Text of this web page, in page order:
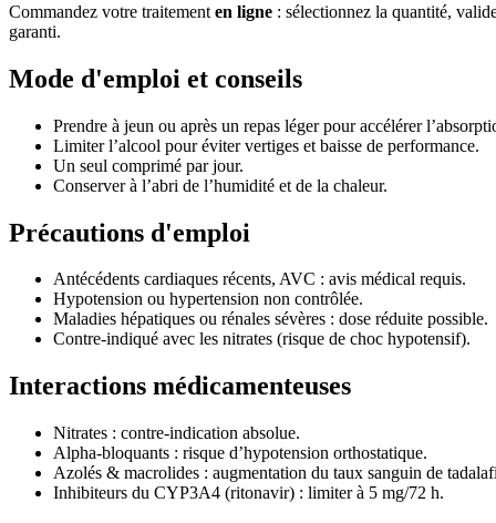
Commandez votre traitement en ligne : sélectionnez la quantité,
garanti.
Mode d'emploi et conseils
Prendre à jeun ou après un repas léger pour accélérer
Limiter l’alcool pour éviter vertiges et baisse de performance.
Un seul comprimé par jour.
Conserver à l’abri de l’humidité et de la chaleur.
Précautions d'emploi
Antécédents cardiaques récents, AVC : avis médical requis.
Hypotension ou hypertension non contrôlée.
Maladies hépatiques ou rénales sévères : dose réduite possible.
Contre-indiqué avec les nitrates (risque de choc hypotensif).
Interactions médicamenteuses
Nitrates : contre-indication absolue.
Alpha-bloquants : risque d’hypotension orthostatique.
Azolés & macrolides : augmentation du taux sanguin de
Inhibiteurs du CYP3A4 (ritonavir) : limiter à 5 mg/72 h.